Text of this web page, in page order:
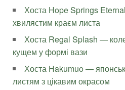
Хоста Hope Springs
хвилястим краєм листа
Хоста Regal Splash —
кущем у формі вази
Хоста Hakumuo —
листям з цікавим окрасом